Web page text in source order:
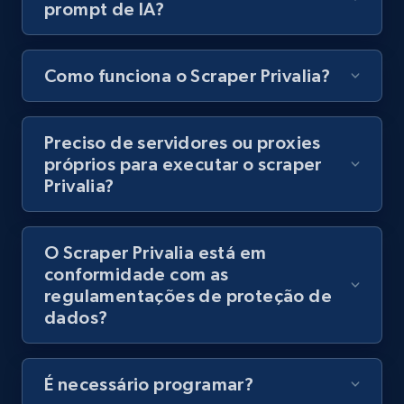
8.1K+ 716+
Youtube - Videos posts - Discovery records
URL, Title, Youtuber, Youtuber md5, Video url,
Video length, Likes, Views, and more.
Youtube - Videos posts - Discovery videos
URL, Title, Youtuber, Youtuber md5, Video url,
Video length, Likes, Views, and more.
prompt de IA?
Como funciona o Scraper Privalia?
Preciso de servidores ou proxies
próprios para executar o scraper
Privalia?
O Scraper Privalia está em
conformidade com as
regulamentações de proteção de
dados?
É necessário programar?